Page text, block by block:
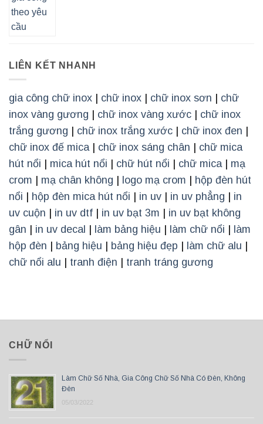
LIÊN KẾT NHANH
gia công chữ inox chữ inox chữ inox sơn
chữ
inox vàng gương
chữ inox vàng xước
chữ inox
trắng gương
chữ inox trắng xước chữ inox đen
chữ inox đế mica| chữ inox sáng chân
chữ mica
hút nổi
mica hút nổi chữ hút nổi chữ mica| mạ
crom
mạ chân không logo mạ crom
hộp đèn hút
nổi
hộp đèn mica hút nổi in uv in uv phẳng
in
uv cuộn
in uv dtf in uv bạt 3m
in uv bạt không
gân
in uv decal làm bảng hiệu làm chữ nổi
làm
hộp đèn
bảng hiệu bảng hiệu đẹp làm chữ alu
chữ nổi alu
tranh điện tranh tráng gương
CHỮ NỔI
Làm Chữ Số Nhà, Gia Công Chữ Số Nhà Có Đèn, Không
Đèn
05/03/2022